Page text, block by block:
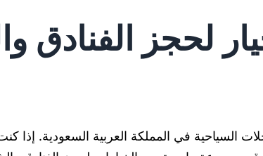
لحجز الفنادق
السياحية في المملكة العربية السعودية.